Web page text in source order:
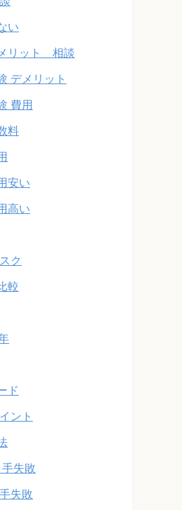
い
リット 相談
デメリット
費用
料
安い
高い
ク
較
ド
ント
失敗
失敗